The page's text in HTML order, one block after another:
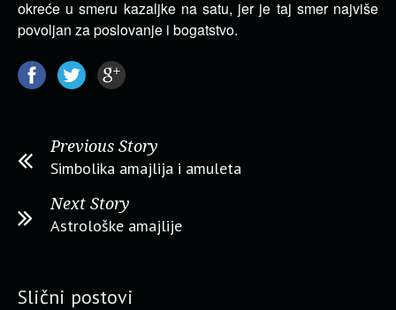
okreće u smeru kazaljke na satu, jer je taj smer najviše
povoljan za poslovanje i bogatstvo.
Previous Story
Simbolika amajlija i amuleta
Next Story
Astrološke amajlije
Slični postovi